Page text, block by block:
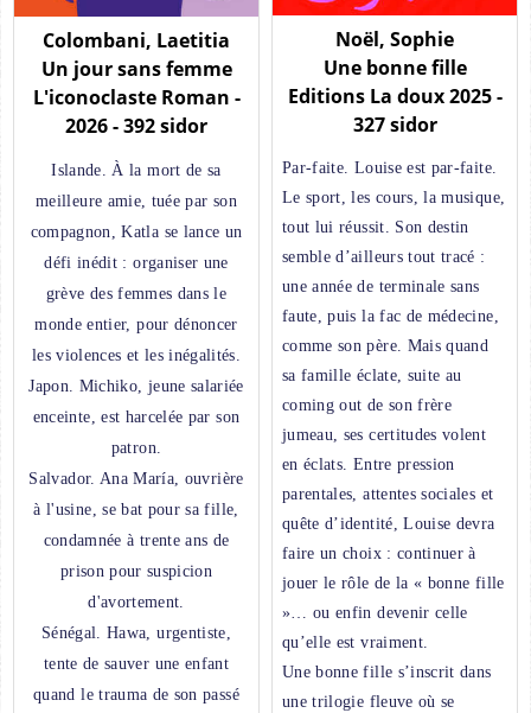
Colombani, Laetitia
Un jour sans femme
L'iconoclaste Roman -
2026 - 392 sidor
Islande. À la mort de sa
meilleure amie, tuée par son
compagnon, Katla se lance un
défi inédit : organiser une
grève des femmes dans le
monde entier, pour dénoncer
les violences et les inégalités.
Japon. Michiko, jeune salariée
enceinte, est harcelée par son
patron.
Salvador. Ana María, ouvrière
à l'usine, se bat pour sa fille,
condamnée à trente ans de
prison pour suspicion
d'avortement.
Sénégal. Hawa, urgentiste,
tente de sauver une enfant
quand le trauma de son passé
Noël, Sophie
Une bonne fille
Editions La doux 2025 -
327 sidor
Par-faite. Louise est par-faite.
Le sport, les cours, la musique,
tout lui réussit. Son destin
semble d’ailleurs tout tracé :
une année de terminale sans
faute, puis la fac de médecine,
comme son père. Mais quand
sa famille éclate, suite au
coming out de son frère
jumeau, ses certitudes volent
en éclats. Entre pression
parentales, attentes sociales et
quête d’identité, Louise devra
faire un choix : continuer à
jouer le rôle de la « bonne fille
»… ou enfin devenir celle
qu’elle est vraiment.
Une bonne fille s’inscrit dans
une trilogie fleuve où se